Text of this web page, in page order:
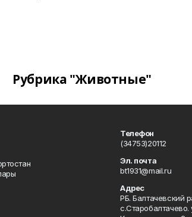
Рубрика "Животные"
Телефон
(34753)20112
Эл. почта
bt1931@mail.ru
Адрес
РБ. Балтачевский
с.Старобалтачево.